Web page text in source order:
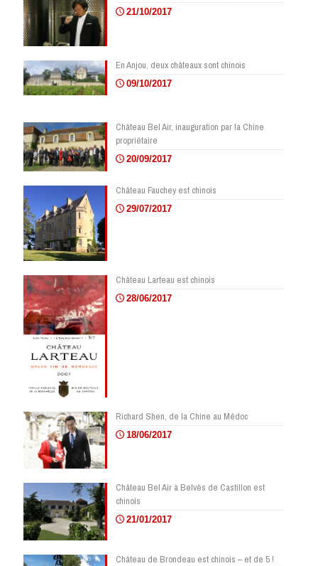
21/10/2017
En Anjou, deux châteaux sont chinois
09/10/2017
Château Bel Air, inauguration par la Chine
propriétaire
20/09/2017
Château Fauchey est chinois
29/07/2017
Château Larteau est chinois
28/06/2017
Richard Shen, de la Chine au Médoc
18/06/2017
Château Bel Air à Belvès de Castillon est
chinois
21/01/2017
Château de Brondeau est chinois – et de 5 !